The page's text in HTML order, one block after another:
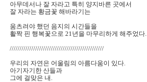
아무데서나 잘 자라고 특히 양지바른 곳에서
잘 자라는 황금꽃 해바라기는
움츠려야 했던 음지의 시간들을
활짝 핀 행복꽃으로 21년을 마무리하게 해주었다.
////////////////////////////////////////////////
우리의 자연은 어울림의 아름다움이 있다.
아기자기한 산들과
그에 걸맞은 내 .